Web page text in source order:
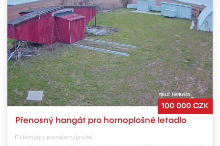
100 000 CZK
Přenosný hangát pro hornoplošné letadlo
Hangáry pronájem/prodej